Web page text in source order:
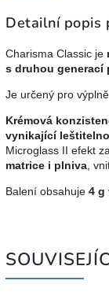
Detailní popis
Charisma Classic je
s druhou generací
Je určený pro
Krémová
vynikající
Microglass II efekt
matrice i plniva,
Balení obsahuje 4 g